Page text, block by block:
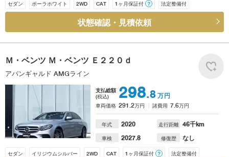
セダン ポーラホワイト 2WD CAT 1ヶ月保証付 ？ 法定整備付
状態確認・見積依頼
Ｍ・ベンツ Ｍ・ベンツ Ｅ２２０ｄ
アバンギャルド AMGライン
支払総額
(税込)
298.8 万円
車両価格 291.2万円 諸費用 7.6万円
年式 2020 走行距離 46千km
車検 2027.8 修復歴 なし
セダン イリジウムシルバー 2WD CAT 1ヶ月保証付 ？ 法定整備付